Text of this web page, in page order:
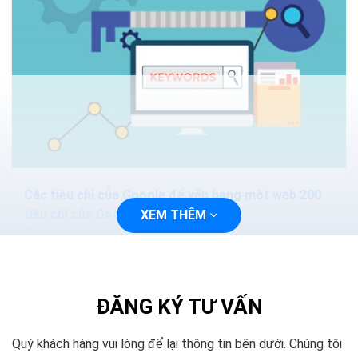
Các tiêu chí của Google để xếp hạng một web 200
tiêu chí của Google
Thuật toán tìm kiếm của Google ngày càng phức tạp
XEM THÊM
ĐĂNG KÝ TƯ VẤN
Quý khách hàng vui lòng để lại thông tin bên dưới. Chúng tôi